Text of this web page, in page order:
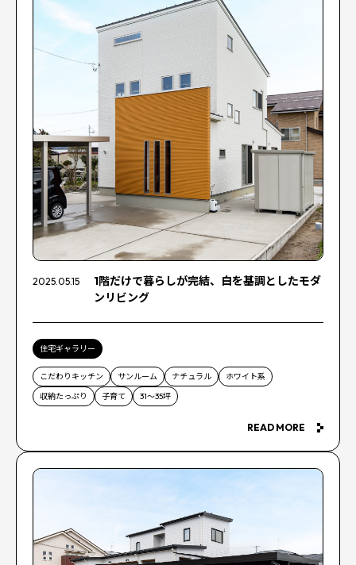
2025.05.15
1階だけで暮らしが完結、白を基調としたモダ
ンリビング
住宅ギャラリー
こだわりキッチン サンルーム ナチュラル
ホワイト系
収納たっぷり
子育て 31～35坪
READ MORE